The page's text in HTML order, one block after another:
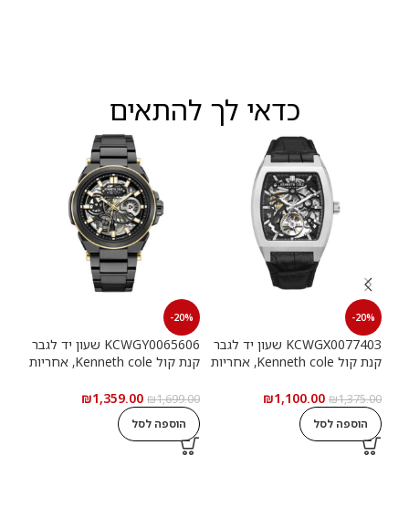
כדאי לך להתאים
-20%
KCWGX0077403 שעון יד לגבר
קנת קול Kenneth cole, אחריות
₪1,375.00
₪1,100.00
הוספה לסל
-20%
KCWGY0065606 שעון יד לגבר
קנת קול Kenneth cole, אחריות
₪1,699.00
₪1,359.00
הוספה לסל